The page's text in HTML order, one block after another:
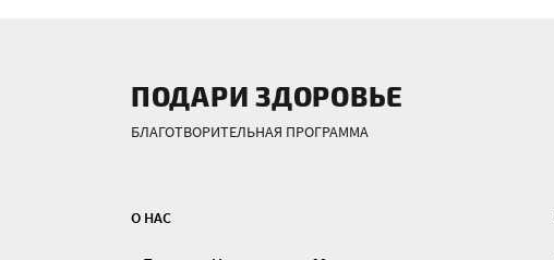
ПОДАРИ ЗДОРОВЬЕ
БЛАГОТВОРИТЕЛЬНАЯ ПРОГРАММА
О НАС